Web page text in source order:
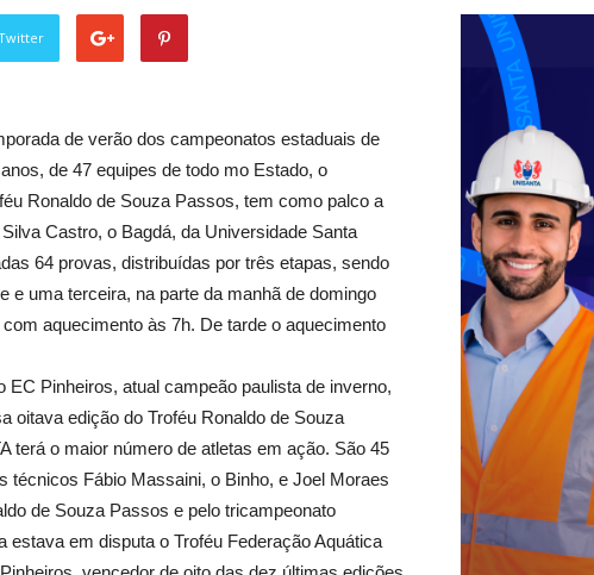
de verão dos campeonatos estaduais de
de 47 equipes de todo mo Estado, o
Ronaldo de Souza Passos, tem como palco a
Castro, o Bagdá, da Universidade Santa
64 provas, distribuídas por três etapas, sendo
e uma terceira, na parte da manhã de domingo
aquecimento às 7h. De tarde o aquecimento
Pinheiros, atual campeão paulista de inverno,
oitava edição do Troféu Ronaldo de Souza
terá o maior número de atletas em ação. São 45
técnicos Fábio Massaini, o Binho, e Joel Moraes
de Souza Passos e pelo tricampeonato
estava em disputa o Troféu Federação Aquática